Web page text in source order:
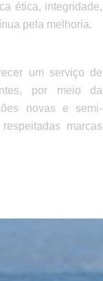
ética, integridade,
pela melhoria.
um serviço de
por meio da
novas e semi-
marcas